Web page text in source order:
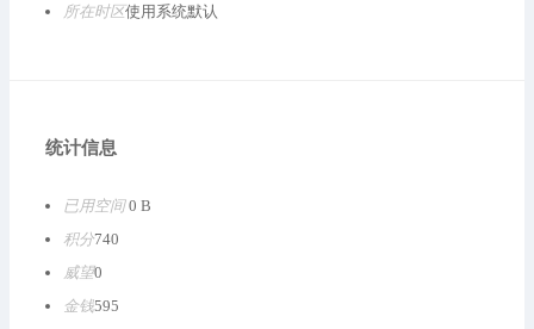
所在时区使用系统默认
统计信息
已用空间0 B
积分740
威望0
金钱595